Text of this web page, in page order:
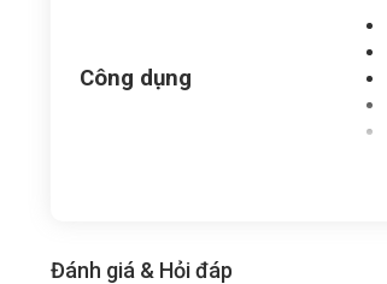
Công dụng
Đánh giá & Hỏi đáp